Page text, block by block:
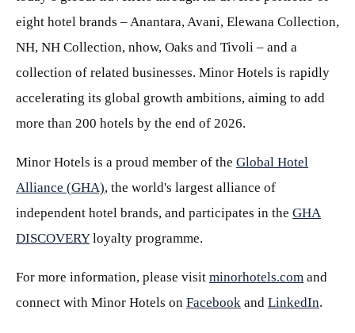
eight hotel brands – Anantara, Avani, Elewana Collection,
NH, NH Collection, nhow, Oaks and Tivoli – and a
collection of related businesses. Minor Hotels is rapidly
accelerating its global growth ambitions, aiming to add
more than 200 hotels by the end of 2026.
Minor Hotels is a proud member of the Global Hotel
Alliance (GHA), the world's largest alliance of
independent hotel brands, and participates in the GHA
DISCOVERYloyalty programme.
For more information, please visit minorhotels.com and
connect with Minor Hotels on Facebook and LinkedIn.